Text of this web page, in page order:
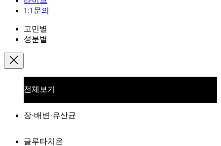
1:1문의
고민별
성분별
전체보기
장·배변·유산균
글루타치온